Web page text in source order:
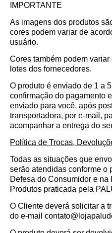
IMPORTANTE
As imagens dos produtos
cores podem variar de
usuário.
Cores também podem
lotes dos fornecedores.
O produto é enviado de 1 a
confirmação do pagamento
enviado para você, após
transportadora, por e-mail,
acompanhar a entrega do
Política de Trocas,
Todas as situações que
serão atendidas conforme o
Defesa do Consumidor e
Produtos praticada pela
O Cliente deverá solicitar a
do e-mail